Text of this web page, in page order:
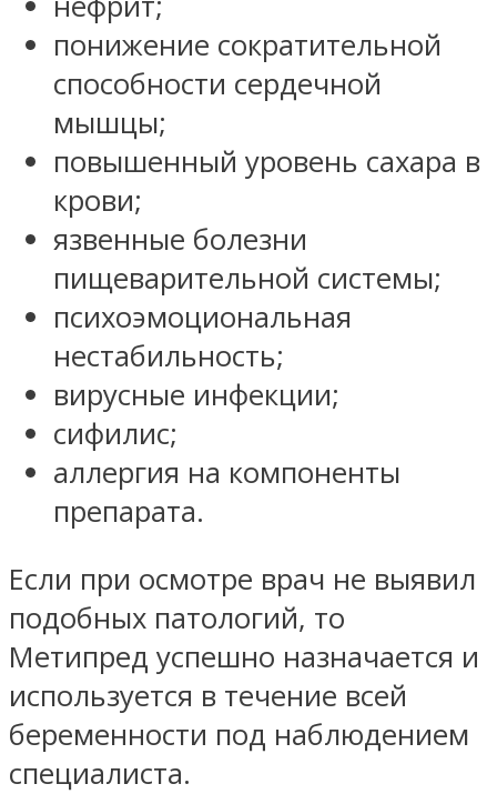
понижение сократительной
способности сердечной
мышцы;
повышенный уровень сахара в
крови;
язвенные болезни
пищеварительной системы;
психоэмоциональная
нестабильность;
вирусные инфекции;
сифилис;
аллергия на компоненты
препарата.
Если при осмотре врач не выявил
подобных патологий, то
Метипред успешно назначается и
используется в течение всей
беременности под наблюдением
специалиста.